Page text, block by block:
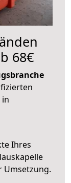
68€
in
Ihres
Umsetzung.